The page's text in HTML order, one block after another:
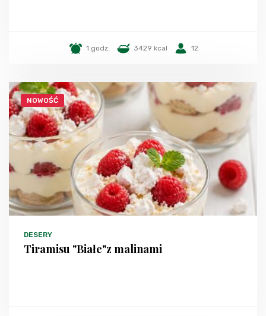
1 godz. 3429 kcal 12
NOWOŚĆ
DESERY
Tiramisu "Białe"z malinami